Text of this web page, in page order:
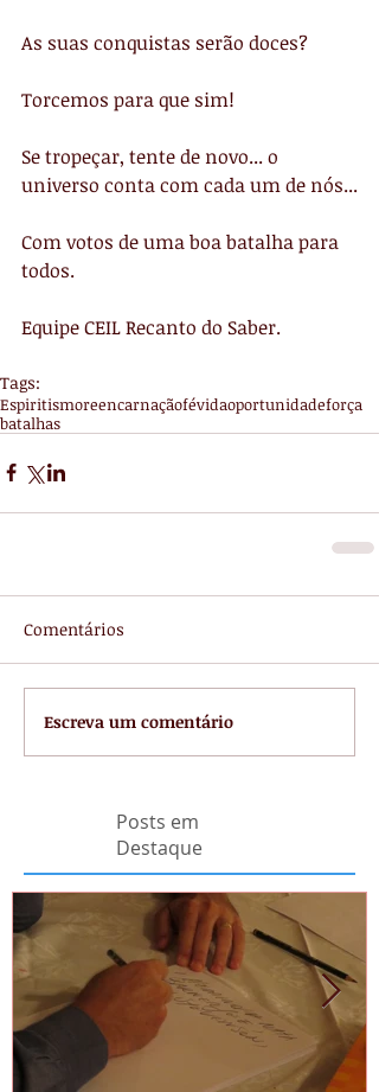
As suas conquistas serão doces?
Torcemos para que sim!
Se tropeçar, tente de novo... o
universo conta com cada um de nós...
Com votos de uma boa batalha para
todos.
Equipe CEIL Recanto do Saber.
Tags:
Espiritismoreencarnaçãofévidaoportunidadeforça
batalhas
Comentários
Escreva um comentário
Posts em
Destaque